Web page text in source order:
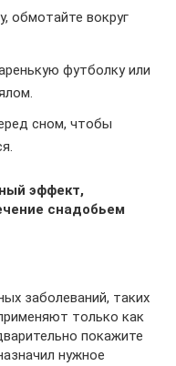
обмотайте вокруг
футболку или
сном, чтобы
эффект,
снадобьем
заболеваний, таких
только как
покажите
нужное